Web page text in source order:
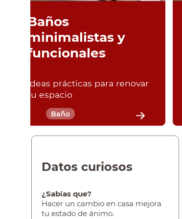
Baños
minimalistas y
funcionales
Ideas prácticas para renovar
tu espacio
Baño
Datos curiosos
¿Sabías que?
Hacer un cambio en casa mejora
tu estado de ánimo.